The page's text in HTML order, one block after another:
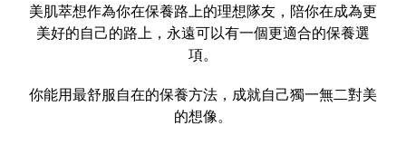
美肌萃想作為你在保養路上的理想隊友，陪你在成為更
美好的自己的路上，永遠可以有一個更適合的保養選
項。
你能用最舒服自在的保養方法，成就自己獨一無二對美
的想像。